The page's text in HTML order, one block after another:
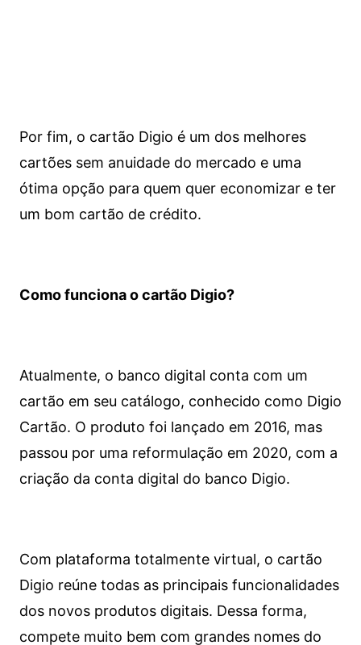
Por fim, o cartão Digio é um dos melhores
cartões sem anuidade do mercado e uma
ótima opção para quem quer economizar e ter
um bom cartão de crédito.
Como funciona o cartão Digio?
Atualmente, o banco digital conta com um
cartão em seu catálogo, conhecido como Digio
Cartão. O produto foi lançado em 2016, mas
passou por uma reformulação em 2020, com a
criação da conta digital do banco Digio.
Com plataforma totalmente virtual, o cartão
Digio reúne todas as principais funcionalidades
dos novos produtos digitais. Dessa forma,
compete muito bem com grandes nomes do